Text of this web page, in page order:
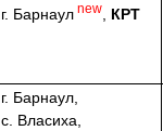
г. Барнаул new КРТ
г. Барнаул,
с. Власиха,